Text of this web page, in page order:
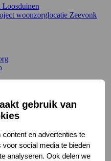
gebruik van
en advertenties te
social media te bieden
analyseren. Ook delen we
Loosduinen
woonzorglocatie Zeevonk
downloaden